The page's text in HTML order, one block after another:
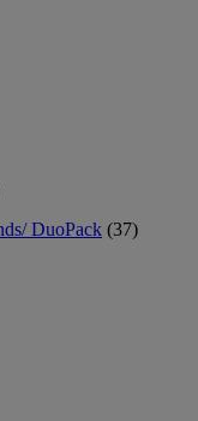
DuoPack (37)